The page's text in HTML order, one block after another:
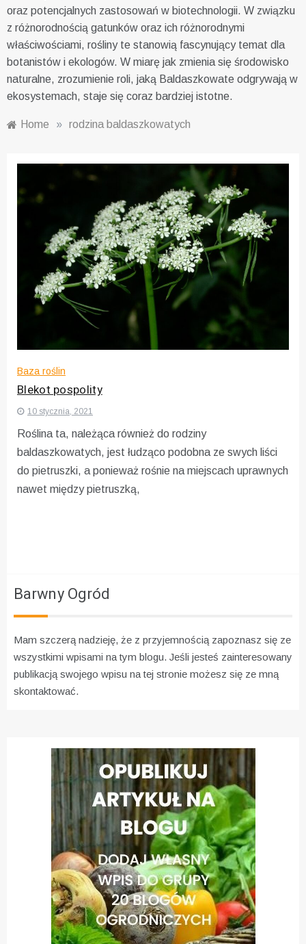
oraz potencjalnych zastosowań w biotechnologii. W związku
z różnorodnością gatunków oraz ich różnorodnymi
właściwościami, rośliny te stanowią fascynujący temat dla
botanistów i ekologów. W miarę jak zmienia się środowisko
naturalne, zrozumienie roli, jaką Baldaszkowate odgrywają w
ekosystemach, staje się coraz bardziej istotne.
Home » rodzina baldaszkowatych
Baza roślin
Blekot pospolity
10 stycznia, 2021
Roślina ta, należąca również do rodziny
baldaszkowatych, jest łudząco podobna ze swych liści
do pietruszki, a ponieważ rośnie na miejscach uprawnych
nawet między pietruszką,
Barwny Ogród
Mam szczerą nadzieję, że z przyjemnością zapoznasz się ze
wszystkimi wpisami na tym blogu. Jeśli jesteś zainteresowany
publikacją swojego wpisu na tej stronie możesz się ze mną
skontaktować.